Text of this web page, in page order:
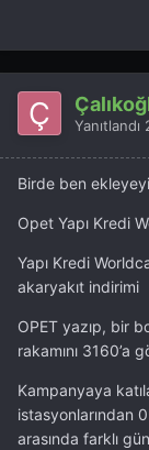
Yanıtlandı
Birde ben
Opet Yapı Kredi
Yapı Kredi
akaryakıt indirimi
OPET yazıp, bir
rakamını 3160’a
Kampanyaya
istasyonlarından
arasında farklı